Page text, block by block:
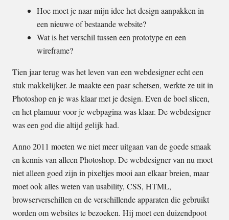
Hoe moet je naar mijn idee het design aanpakken in
een nieuwe of bestaande website?
Wat is het verschil tussen een prototype en een
wireframe?
Tien jaar terug was het leven van een webdesigner echt een
stuk makkelijker. Je maakte een paar schetsen, werkte ze uit in
Photoshop en je was klaar met je design. Even de boel slicen,
en het plamuur voor je webpagina was klaar. De webdesigner
was een god die altijd gelijk had.
Anno 2011 moeten we niet meer uitgaan van de goede smaak
en kennis van alleen Photoshop. De webdesigner van nu moet
niet alleen goed zijn in pixeltjes mooi aan elkaar breien, maar
moet ook alles weten van usability, CSS, HTML,
browserverschillen en de verschillende apparaten die gebruikt
worden om websites te bezoeken. Hij moet een duizendpoot